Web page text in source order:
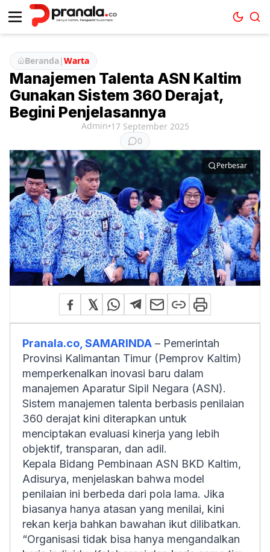
Beranda|Warta
Manajemen Talenta ASN Kaltim
Gunakan Sistem 360 Derajat,
Begini Penjelasannya
Admin•17 September 2025
0
Perbesar
Pranala.co, SAMARINDA – Pemerintah
Provinsi Kalimantan Timur (Pemprov Kaltim)
memperkenalkan inovasi baru dalam
manajemen Aparatur Sipil Negara (ASN).
Sistem manajemen talenta berbasis penilaian
360 derajat kini diterapkan untuk
menciptakan evaluasi kinerja yang lebih
objektif, transparan, dan adil.
Kepala Bidang Pembinaan ASN BKD Kaltim,
Adisurya, menjelaskan bahwa model
penilaian ini berbeda dari pola lama. Jika
biasanya hanya atasan yang menilai, kini
rekan kerja bahkan bawahan ikut dilibatkan.
“Organisasi tidak bisa hanya mengandalkan